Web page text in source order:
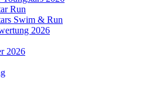
Run
Swim & Run
2026
2026